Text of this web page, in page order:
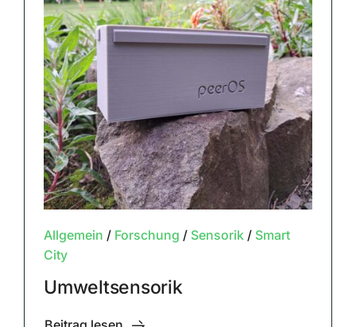
Allgemein / Forschung / Sensorik/ Smart
City
Umweltsensorik